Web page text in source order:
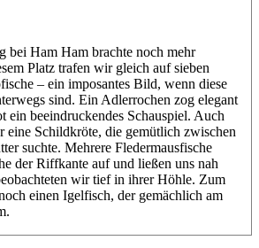
bei Ham Ham brachte noch mehr
Platz trafen wir gleich auf sieben
– ein imposantes Bild, wenn diese
sind. Ein Adlerrochen zog elegant
ein beeindruckendes Schauspiel. Auch
eine Schildkröte, die gemütlich zwischen
suchte. Mehrere Fledermausfische
der Riffkante auf und ließen uns nah
wir tief in ihrer Höhle. Zum
einen Igelfisch, der gemächlich am